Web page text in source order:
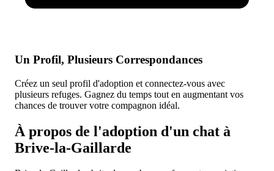
Un Profil, Plusieurs Correspondances
Créez un seul profil d'adoption et connectez-vous avec
plusieurs refuges. Gagnez du temps tout en augmentant vos
chances de trouver votre compagnon idéal.
À propos de l'adoption d'un chat à
Brive-la-Gaillarde